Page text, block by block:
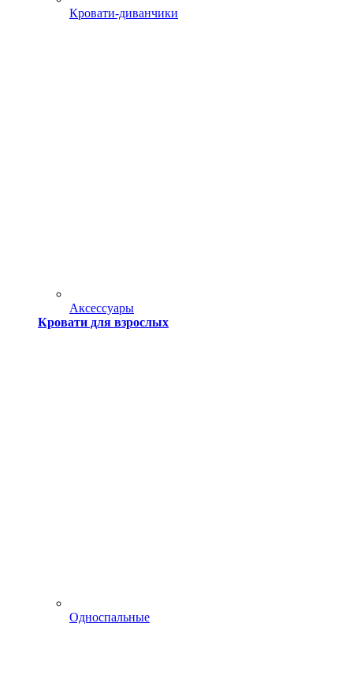
Кровати-диванчики
Аксессуары
Кровати для взрослых
Односпальные